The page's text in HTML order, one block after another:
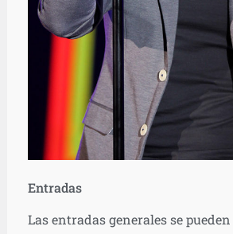
Entradas
Las entradas generales se